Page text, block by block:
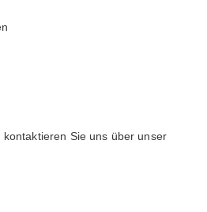
Sie uns über unser